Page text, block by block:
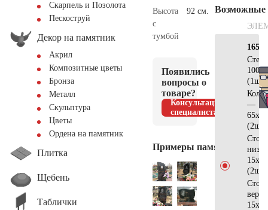
Скарпель и Позолота
Пескоструй
Декор на памятник
Акрил
Композитные цветы
Бронза
Металл
Скульптура
Цветы
Ордена на памятник
Плитка
Щебень
Таблички
Высота
с
тумбой
92 см.
Появились
вопросы о
товаре?
Консультация
специалиста
Примеры памятников
Возможные
(1шт)
—
(2шт)
низ
(2шт)